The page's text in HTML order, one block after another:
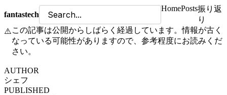
fantastech
HomePosts振り返
り
⚠️この記事は公開からしばらく経過しています。情報が古く
なっている可能性がありますので、参考程度にお読みくだ
さい。
AUTHOR
シェフ
PUBLISHED